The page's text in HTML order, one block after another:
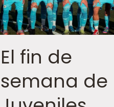
El fin de
semana de